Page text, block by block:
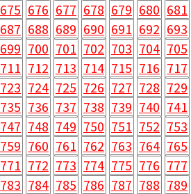
675 676 677 678 679 680 681
687 688 689 690 691 692 693
699 700 701 702 703 704 705
711 712 713 714 715 716 717
723 724 725 726 727 728 729
735 736 737 738 739 740 741
747 748 749 750 751 752 753
759 760 761 762 763 764 765
771 772 773 774 775 776 777
783 784 785 786 787 788 789